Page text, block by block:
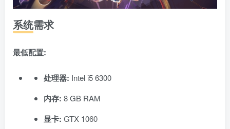
系统需求
最低配置:
处理器: Intel i5 6300
内存: 8 GB RAM
显卡: GTX 1060